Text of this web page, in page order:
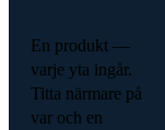
En produkt —
varje yta ingår.
Titta närmare på
var och en